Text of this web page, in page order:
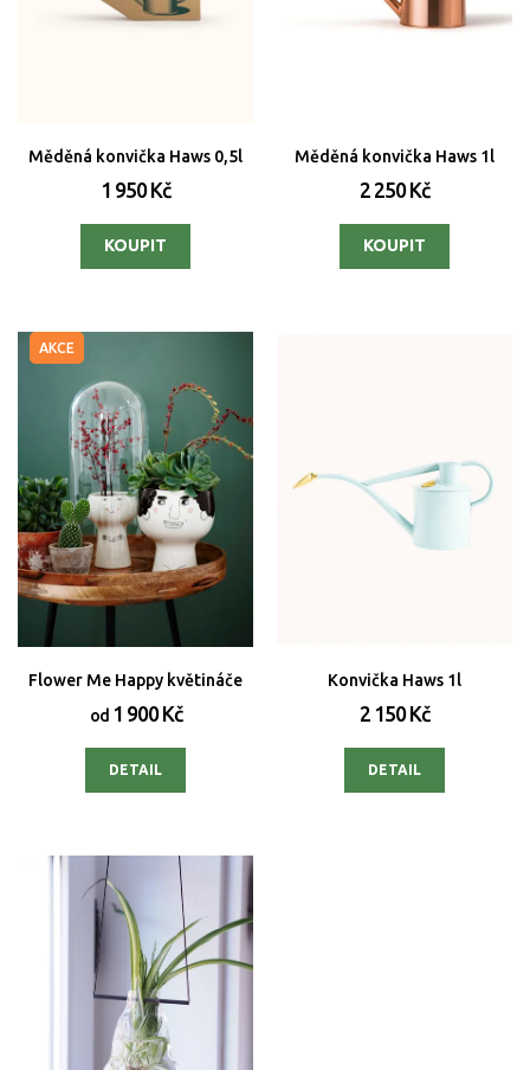
Měděná konvička Haws 0,5l
1 950 Kč
Měděná konvička Haws 1l
2 250 Kč
AKCE
Flower Me Happy květináče
od1 900 Kč
DETAIL
Konvička Haws 1l
2 150 Kč
DETAIL